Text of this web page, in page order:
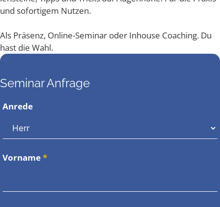
und sofor­ti­gem Nutzen.
Als Prä­senz, Online-Semi­nar oder Inhouse Coa­ching. Du
hast die Wahl.
Seminar Anfrage
Anrede
Vorname*